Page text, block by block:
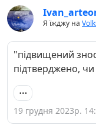
Я їжджу на
"підвищений
підтверджено, чи
19 грудня 2023р.